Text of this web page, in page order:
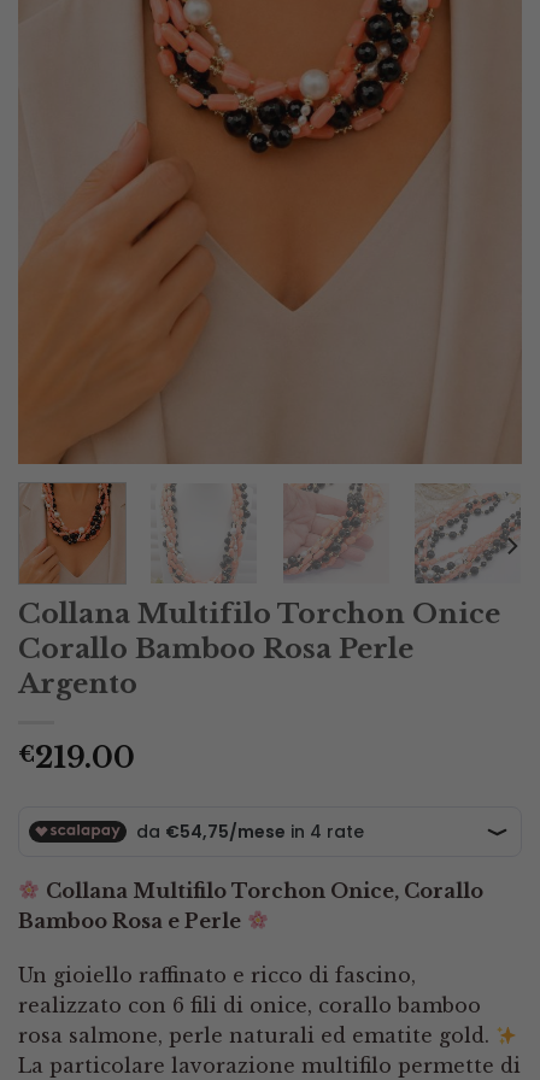
Collana Multifilo Torchon Onice
Corallo Bamboo Rosa Perle
Argento
€219.00
Collana Multifilo Torchon Onice, Corallo
Bamboo Rosa e Perle
Un gioiello raffinato e ricco di fascino,
realizzato con 6 fili di onice, corallo bamboo
rosa salmone, perle naturali ed ematite gold.
La particolare lavorazione multifilo permette di